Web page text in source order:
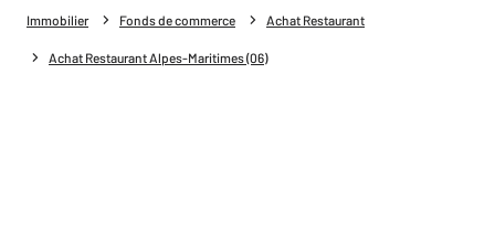
Immobilier Fonds de commerce Achat Restaurant
Achat Restaurant Alpes-Maritimes (06)